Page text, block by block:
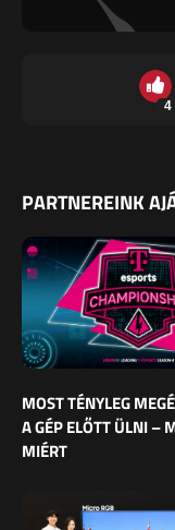
4
PARTNEREINK
MOST TÉNYLEG
A GÉP ELŐTT ÜLNI –
MIÉRT